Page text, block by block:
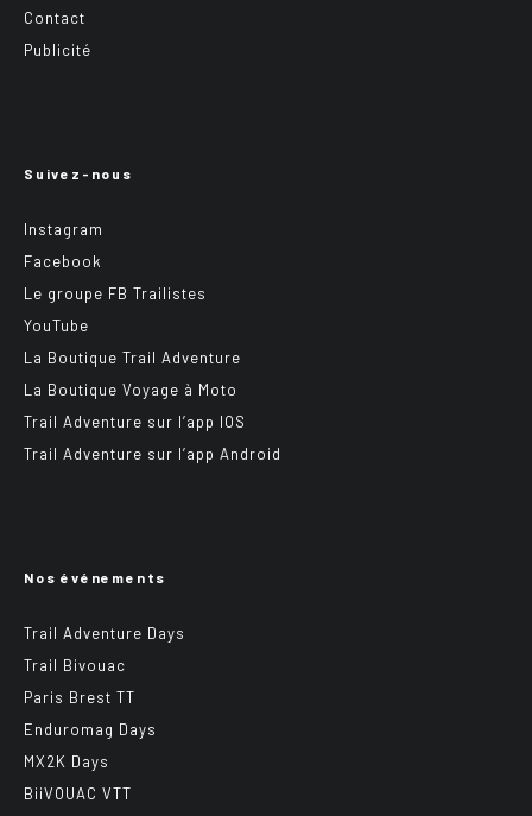
Contact
Publicité
Suivez-nous
Instagram
Facebook
Le groupe FB Trailistes
YouTube
La Boutique Trail Adventure
La Boutique Voyage à Moto
Trail Adventure sur l’app IOS
Trail Adventure sur l’app Android
Nos événements
Trail Adventure Days
Trail Bivouac
Paris Brest TT
Enduromag Days
MX2K Days
BiiVOUAC VTT